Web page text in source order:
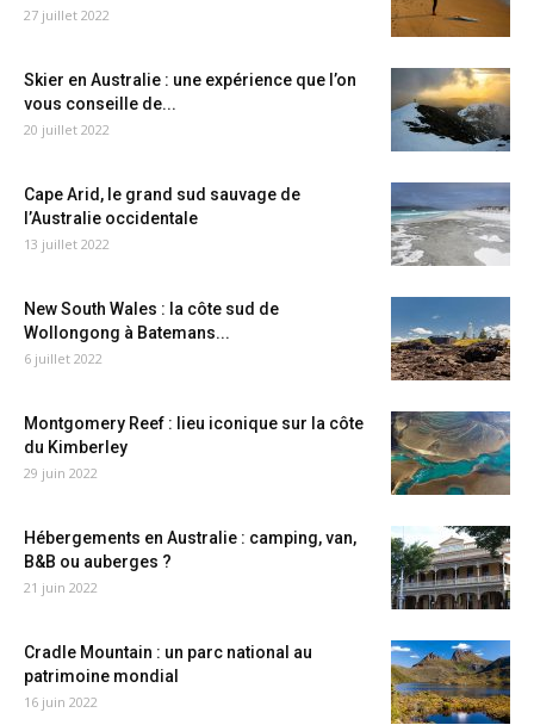
27 juillet 2022
Skier en Australie : une expérience que l’on
vous conseille de...
20 juillet 2022
Cape Arid, le grand sud sauvage de
l’Australie occidentale
13 juillet 2022
New South Wales : la côte sud de
Wollongong à Batemans...
6 juillet 2022
Montgomery Reef : lieu iconique sur la côte
du Kimberley
29 juin 2022
Hébergements en Australie : camping, van,
B&B ou auberges ?
21 juin 2022
Cradle Mountain : un parc national au
patrimoine mondial
16 juin 2022